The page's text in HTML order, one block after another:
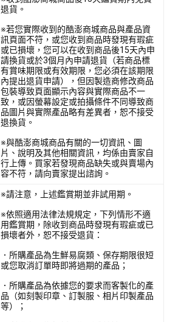
退貨。
※若您實際收到的酷澎商城商品與產品資
訊頁面不符，或您收到商品時發現有瑕疵
或已損壞，您可以在收到商品後15天內申
請換貨或於3個月內申請退貨（若商品標
有賞味期限或有效期限，您必須在該期限
內提出退貨申請），但因製造商修改商品
包裝導致頁面顯示內容與實際商品不一
致，或因螢幕設定或拍攝條件不同導致商
品圖片與實際產品略有差異者，恕不接受
退換貨。
※與酷澎商城商品有關的一切資訊、圖
片、說明及其他相關資訊，均係由賣家自
行上傳。買家若發現商品缺失或與賣場內
容不符，請向賣家提出諮詢。
※請注意，上述鑑賞期並非試用期。
※依照適用法律法規規定，下列情形不適
用鑑賞期，除收到商品時發現有瑕疵或已
損壞者外，恕不接受退貨：
．所購產品為生鮮易腐類、保存期限很短
或您取消訂單時即將過期的產品；
．所購產品為依據您的要求而客製化的產
品（如刻製印章、訂製服、相片印製產品
等）；